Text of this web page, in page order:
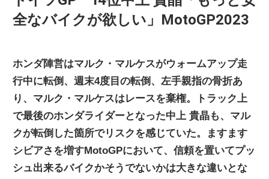
バ
ク
ニ
ュ
全なバイクが欲しい」MotoGP2023
ホンダ陣営はマルク・マルケスがウォームアップ走
行中に転倒、週末4度目の転倒、左手親指の骨折あ
り、マルク・マルケスはレースを棄権。トラック上
で最後のホンダライダーとなった中上 貴晶も、マル
クが転倒した箇所でリスクを感じていた。ますます
シビアさを増すMotoGPにおいて、信頼を置いてプッ
シュ出来るバイクかそうでないかは大きな違いとな